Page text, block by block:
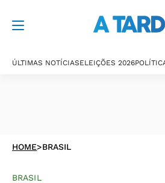
ÚLTIMAS NOTÍCIASELEIÇÕES 2026
HOME>BRASIL
BRASIL